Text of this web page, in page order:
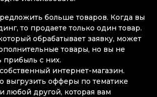
больше товаров. Когда вы
то продаете только один товар.
обрабатывает заявку, может
товары, но вы не
прибыль с них.
интернет-магазин.
выгрузить офферы по тематике
любой другой, которая вам